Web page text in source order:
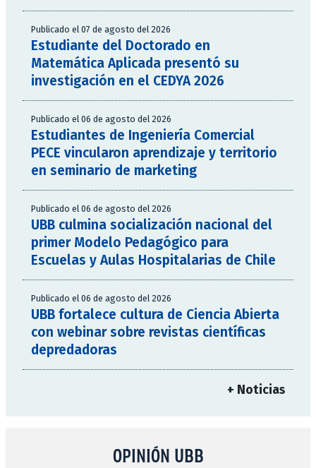
Publicado el 07 de agosto del 2026
Estudiante del Doctorado en
Matemática Aplicada presentó su
investigación en el CEDYA 2026
Publicado el 06 de agosto del 2026
Estudiantes de Ingeniería Comercial
PECE vincularon aprendizaje y territorio
en seminario de marketing
Publicado el 06 de agosto del 2026
UBB culmina socialización nacional del
primer Modelo Pedagógico para
Escuelas y Aulas Hospitalarias de Chile
Publicado el 06 de agosto del 2026
UBB fortalece cultura de Ciencia Abierta
con webinar sobre revistas científicas
depredadoras
+ Noticias
OPINIÓN UBB